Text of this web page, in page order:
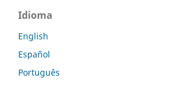
Idioma
English
Español
Português